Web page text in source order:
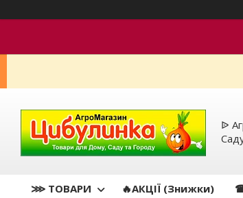
ᐉ
⋙ ТОВАРИ 🔥АКЦІЇ (Знижки)